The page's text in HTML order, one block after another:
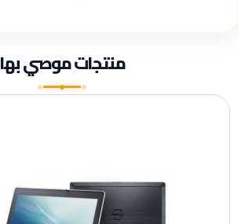
منتجات موصي بها